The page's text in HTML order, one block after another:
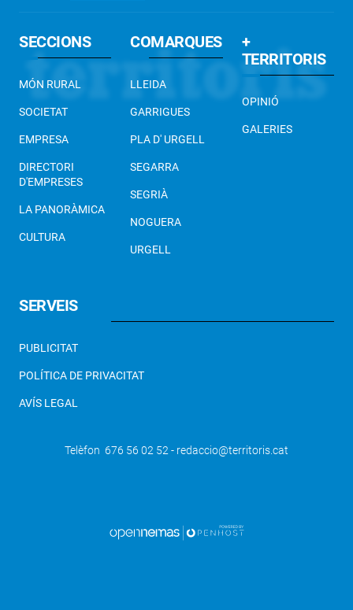
SECCIONS
MÓN RURAL
SOCIETAT
EMPRESA
DIRECTORI
D'EMPRESES
LA PANORÀMICA
CULTURA
COMARQUES
LLEIDA
GARRIGUES
PLA D' URGELL
SEGARRA
SEGRIÀ
NOGUERA
URGELL
+
TERRITORIS
OPINIÓ
GALERIES
SERVEIS
PUBLICITAT
POLÍTICA DE PRIVACITAT
AVÍS LEGAL
Telèfon 676 56 02 52 - redaccio@territoris.cat